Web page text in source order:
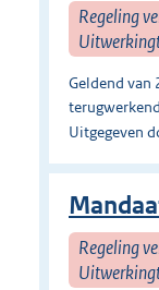
Regeling
Geldend
Uitgegeven
Regeling